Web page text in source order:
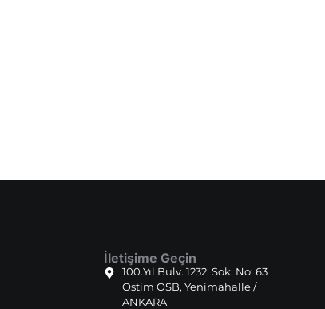
İletişime Geçin
100.Yıl Bulv. 1232. Sok. No: 63
Ostim OSB, Yenimahalle /
ANKARA